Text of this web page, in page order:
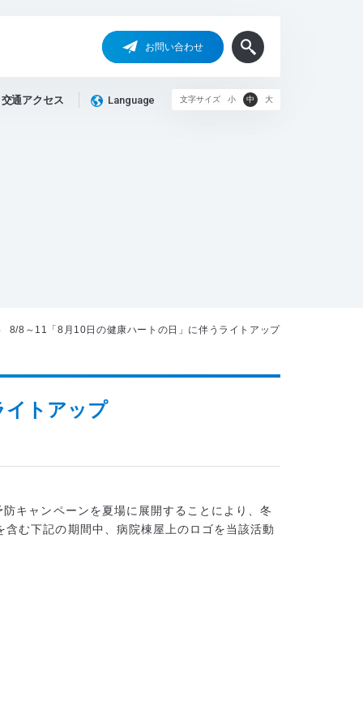
お問い合わせ
交通アクセス Language 文字サイズ 小 中 大
8/8～11「8月10日の健康ハートの日」に伴うライトアップ
イトアップ
キャンペーンを夏場に展開することにより、冬
む下記の期間中、病院棟屋上のロゴを当該活動